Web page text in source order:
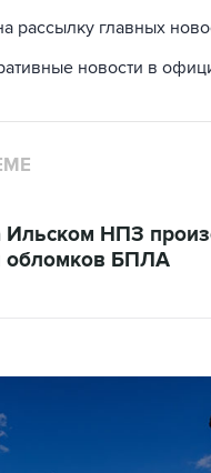
рассылку главных
новости в
Ильском НПЗ
обломков БПЛА